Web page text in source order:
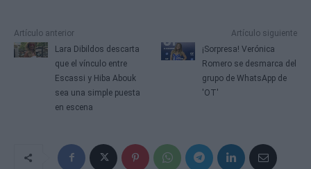
Artículo anterior
Lara Dibildos descarta
que el vínculo entre
Escassi y Hiba Abouk
sea una simple puesta
en escena
Artículo siguiente
¡Sorpresa! Verónica
Romero se desmarca del
grupo de WhatsApp de
'OT'